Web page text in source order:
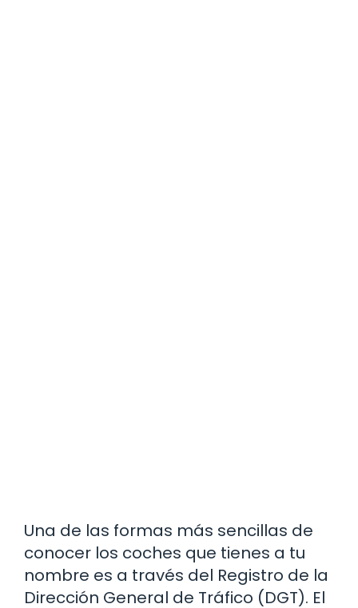
Una de las formas más sencillas de
conocer los coches que tienes a tu
nombre es a través del Registro de la
Dirección General de Tráfico (DGT). El